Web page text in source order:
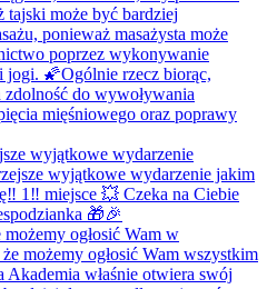
wyjątkowe wydarzenie
ogłosić Wam w